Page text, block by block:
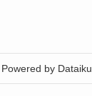
by Dataiku